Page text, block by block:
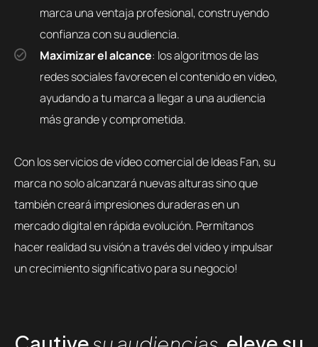
marca una ventaja profesional, construyendo
confianza con su audiencia.
Maximizar el alcance: los algoritmos de las
redes sociales favorecen el contenido en video,
ayudando a tu marca a llegar a una audiencia
más grande y comprometida.
Con los servicios de vídeo comercial de Ideas Fan, su
marca no solo alcanzará nuevas alturas sino que
también creará impresiones duraderas en un
mercado digital en rápida evolución. Permítanos
hacer realidad su visión a través del video y impulsar
un crecimiento significativo para su negocio!